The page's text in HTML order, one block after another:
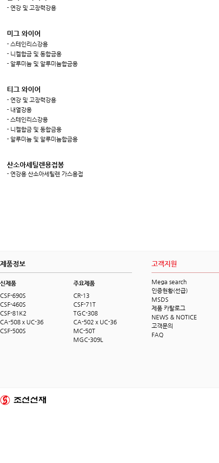
- 연강 및 고장력강용
미그 와이어
- 스테인리스강용
- 니켈합금 및 동합금용
- 알루미늄 및 알루미늄합금용
티그 와이어
- 연강 및 고장력강용
- 내열강용
- 스테인리스강용
- 니켈합금 및 동합금용
- 알루미늄 및 알루미늄합금용
산소아세틸렌용접봉
- 연강용 산소아세틸렌 가스용접
제품정보
신제품
CSF-690S
CSF-460S
CSF-81K2
CA-508 x UC-36
CSF-500S
주요제품
CR-13
CSF-71T
TGC-308
CA-502 x UC-36
MC-50T
MGC-309L
고객지원
Mega search
인증현황(선급)
MSDS
제품 카탈로그
NEWS & NOTICE
고객문의
FAQ